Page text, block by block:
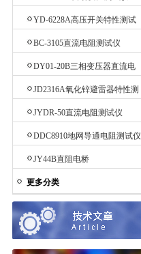
YD-6228A高压开关特性测试
BC-3105直流电阻测试仪
DY01-20B三相变压器直流电
JD2316A氧化锌避雷器特性测
JYDR-50直流电阻测试仪
DDC8910地网导通电阻测试仪
JY44B直阻电桥
更多分类